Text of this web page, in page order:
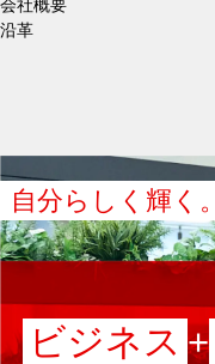
会社概要
沿革
ビジネス +
自分らしく輝く。